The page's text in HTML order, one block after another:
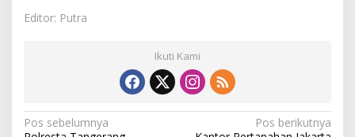
Editor: Putra
Ikuti Kami
N
Pos sebelumnya
Pos berikutnya